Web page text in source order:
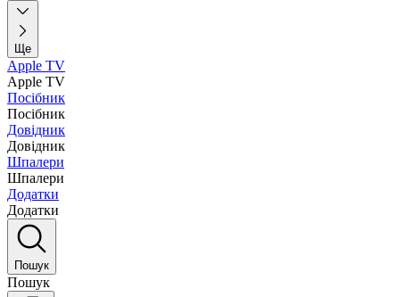
Ще
Apple TV
Apple TV
Посібник
Посібник
Довідник
Довідник
Шпалери
Шпалери
Додатки
Додатки
Пошук
Пошук